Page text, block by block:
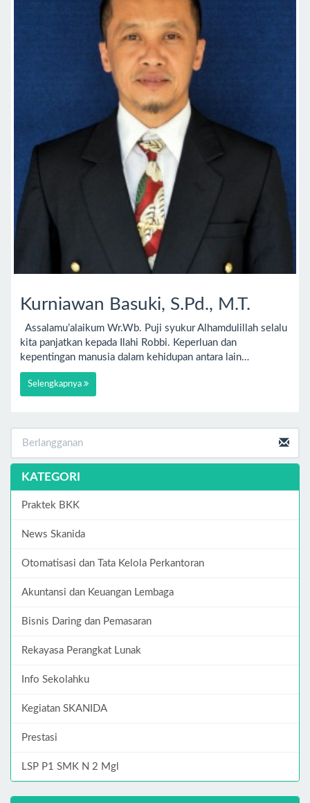
Kurniawan Basuki, S.Pd., M.T.
Assalamu’alaikum Wr.Wb. Puji syukur Alhamdulillah selalu
kita panjatkan kepada Ilahi Robbi. Keperluan dan
kepentingan manusia dalam kehidupan antara lain…
Selengkapnya
KATEGORI
Praktek BKK
News Skanida
Otomatisasi dan Tata Kelola Perkantoran
Akuntansi dan Keuangan Lembaga
Bisnis Daring dan Pemasaran
Rekayasa Perangkat Lunak
Info Sekolahku
Kegiatan SKANIDA
Prestasi
LSP P1 SMK N 2 Mgl